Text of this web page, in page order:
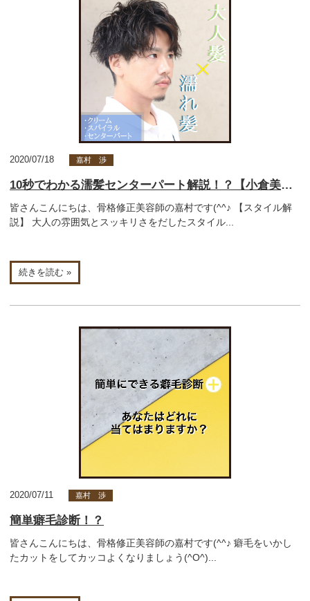
2020/07/18 嘉村 渉
10秒でわかる濡髪センターパート解説！？【小倉美容室】
皆さんこんにちは、骨格修正美容師の嘉村です(^^♪ 【スタイル解
説】 大人の雰囲気とスッキリさをだしたスタイル...
続きを読む »
2020/07/11 嘉村 渉
簡単癖毛診断！？
皆さんこんにちは、骨格修正美容師の嘉村です(^^♪ 癖毛をいかし
たカットをしてカッコよくなりましょう(^O^)...